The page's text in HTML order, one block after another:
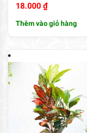
18.000 ₫
Thêm vào giỏ hàng